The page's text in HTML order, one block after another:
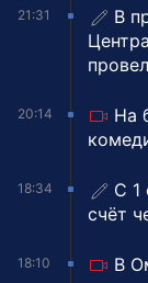
21:31
В
20:14
На
18:34
С 1
счёт
18:10
В